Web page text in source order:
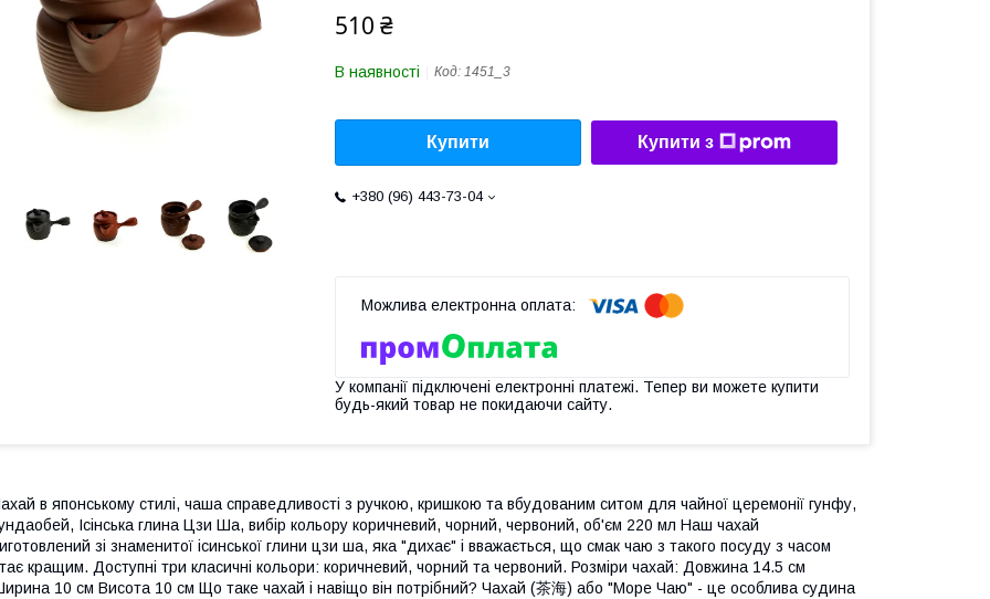
510 ₴
В наявності Код: 1451_3
Купити Купити з
+380 (96) 443-73-04
У компанії підключені електронні платежі. Тепер ви можете купити
будь-який товар не покидаючи сайту.
в японському стилі, чаша справедливості з ручкою, кришкою та вбудованим ситом для чайної церемонії гунфу,
Ісінська глина Цзи Ша, вибір кольору коричневий, чорний, червоний, об'єм 220 мл Наш чахай
зі знаменитої ісинської глини цзи ша, яка "дихає" і вважається, що смак чаю з такого посуду з часом
кращим. Доступні три класичні кольори: коричневий, чорний та червоний. Розміри чахай: Довжина 14.5 см
10 см Висота 10 см Що таке чахай і навіщо він потрібний? Чахай (茶海) або "Море Чаю" - це особлива судина